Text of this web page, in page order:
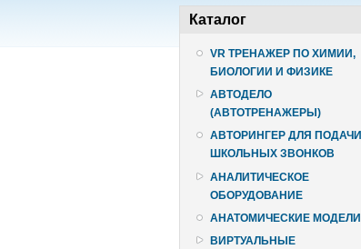
Каталог
VR ТРЕНАЖЕР ПО ХИМИИ,
БИОЛОГИИ И ФИЗИКЕ
АВТОДЕЛО
(АВТОТРЕНАЖЕРЫ)
АВТОРИНГЕР ДЛЯ ПОДАЧИ
ШКОЛЬНЫХ ЗВОНКОВ
АНАЛИТИЧЕСКОЕ
ОБОРУДОВАНИЕ
АНАТОМИЧЕСКИЕ МОДЕЛИ
ВИРТУАЛЬНЫЕ